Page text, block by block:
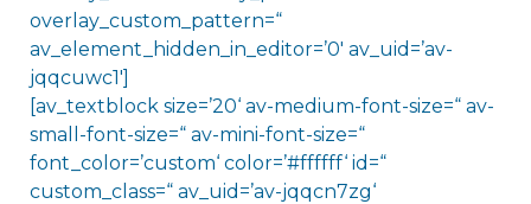
overlay_custom_pattern=“
av_element_hidden_in_editor=’0′ av_uid=’av-
jqqcuwc1′]
[av_textblock size=’20‘ av-medium-font-size=“ av-
small-font-size=“ av-mini-font-size=“
font_color=’custom‘ color=’#ffffff‘ id=“
custom_class=“ av_uid=’av-jqqcn7zg‘